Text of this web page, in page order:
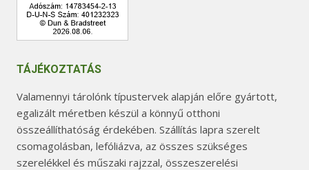
TÁJÉKOZTATÁS
Valamennyi tárolónk típustervek alapján előre gyártott,
egalizált méretben készül a könnyű otthoni
összeállíthatóság érdekében. Szállítás lapra szerelt
csomagolásban, lefóliázva, az összes szükséges
szerelékkel és műszaki rajzzal, összeszerelési